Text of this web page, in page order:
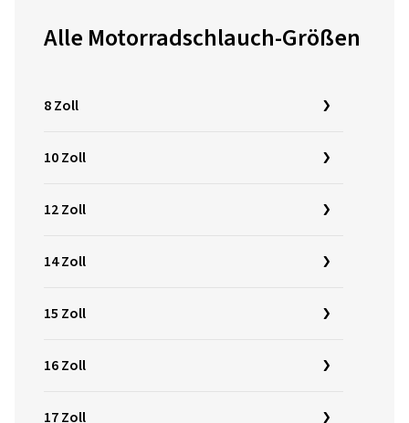
Alle Motorradschlauch-Größen
8 Zoll
10 Zoll
12 Zoll
14 Zoll
15 Zoll
16 Zoll
17 Zoll